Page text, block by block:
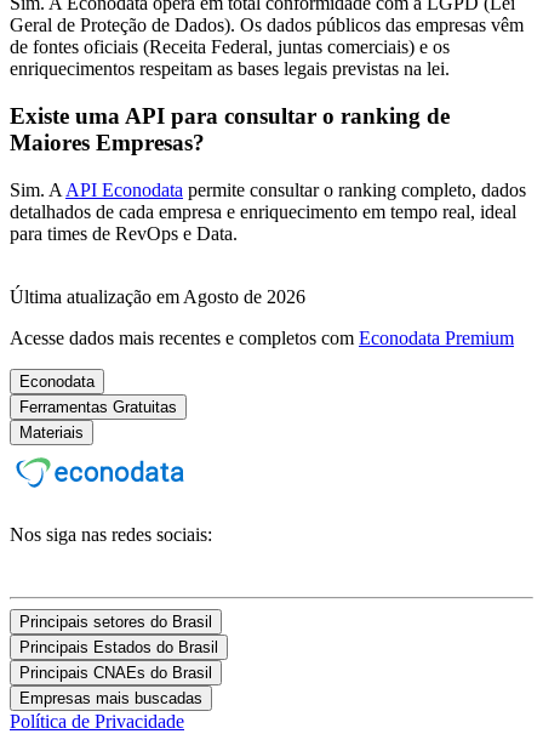
Geral de Proteção de Dados). Os dados públicos das empresas vêm
de fontes oficiais (Receita Federal, juntas comerciais) e os
enriquecimentos respeitam as bases legais previstas na lei.
Existe uma API para consultar o ranking de
Maiores Empresas?
Sim. A API Econodata permite consultar o ranking completo, dados
detalhados de cada empresa e enriquecimento em tempo real, ideal
para times de RevOps e Data.
Última atualização em Agosto de 2026
Acesse dados mais recentes e completos com Econodata Premium
Econodata
Ferramentas Gratuitas
Materiais
Nos siga nas redes sociais:
Principais setores do Brasil
Principais Estados do Brasil
Principais CNAEs do Brasil
Empresas mais buscadas
Política de Privacidade